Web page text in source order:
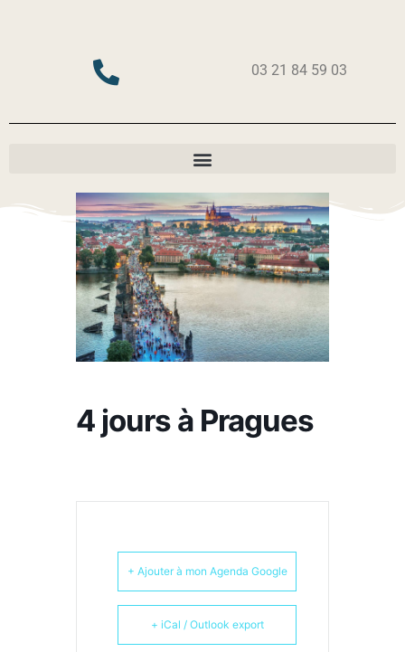
03 21 84 59 03
4 jours à Pragues
+ Ajouter à mon Agenda Google
+ iCal / Outlook export